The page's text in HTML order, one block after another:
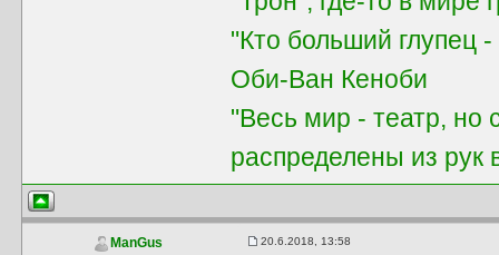
"Кто больший глупец
Оби-Ван Кеноби
"Весь мир - театр, но
распределены из рук
ManGus 20.6.2018, 13:58